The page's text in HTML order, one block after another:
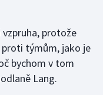
protože
proti týmům, jako je
bychom v tom
Lang.